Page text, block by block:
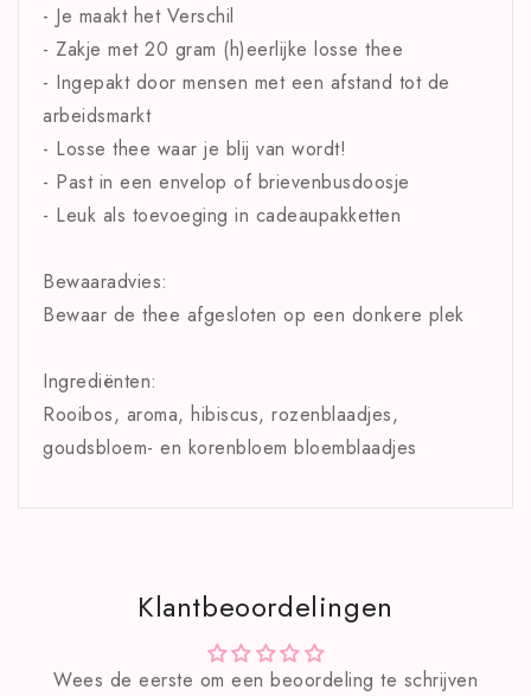
- Je maakt het Verschil
- Zakje met 20 gram (h)eerlijke losse thee
- Ingepakt door mensen met een afstand tot de
arbeidsmarkt
- Losse thee waar je blij van wordt!
- Past in een envelop of brievenbusdoosje
- Leuk als toevoeging in cadeaupakketten
Bewaaradvies:
Bewaar de thee afgesloten op een donkere plek
Ingrediënten:
Rooibos, aroma, hibiscus, rozenblaadjes,
goudsbloem- en korenbloem bloemblaadjes
Klantbeoordelingen
Wees de eerste om een beoordeling te schrijven